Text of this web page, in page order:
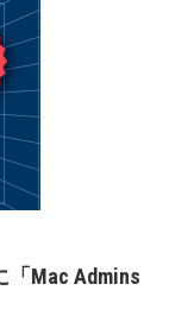
「Mac Admins